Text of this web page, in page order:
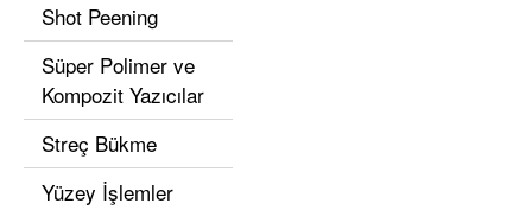
Shot Peening
Süper Polimer ve
Kompozit Yazıcılar
Streç Bükme
Yüzey İşlemler